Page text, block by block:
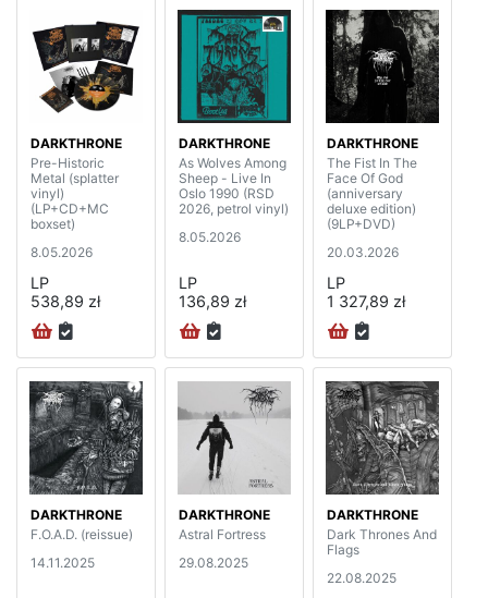
DARKTHRONE
Pre-Historic
Metal (splatter
vinyl)
(LP+CD+MC
boxset)
8.05.2026
LP
538,89 zł
DARKTHRONE
As Wolves Among
Sheep - Live In
Oslo 1990 (RSD
2026, petrol vinyl)
8.05.2026
LP
136,89 zł
DARKTHRONE
The Fist In The
Face Of God
(anniversary
deluxe edition)
(9LP+DVD)
20.03.2026
LP
1 327,89 zł
DARKTHRONE
F.O.A.D. (reissue)
14.11.2025
DARKTHRONE
Astral Fortress
29.08.2025
DARKTHRONE
Dark Thrones And
Flags
22.08.2025